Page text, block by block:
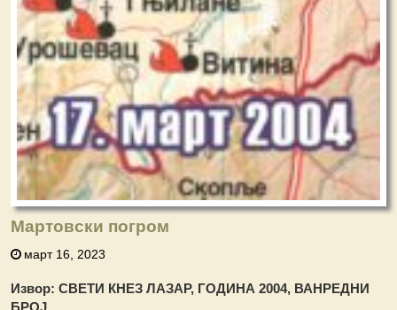
Мартовски погром
март 16, 2023
Извор: СВЕТИ КНЕЗ ЛАЗАР, ГОДИНА 2004, ВАНРЕДНИ
БРОЈ